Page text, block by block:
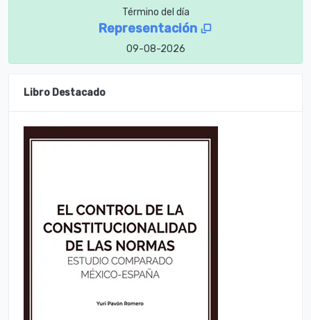
Término del día
Representación
09-08-2026
Libro Destacado